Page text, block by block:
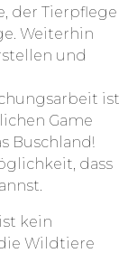
der Tierpflege
Weiterhin
und
ist
Game
Buschland!
dass
kein
Wildtiere